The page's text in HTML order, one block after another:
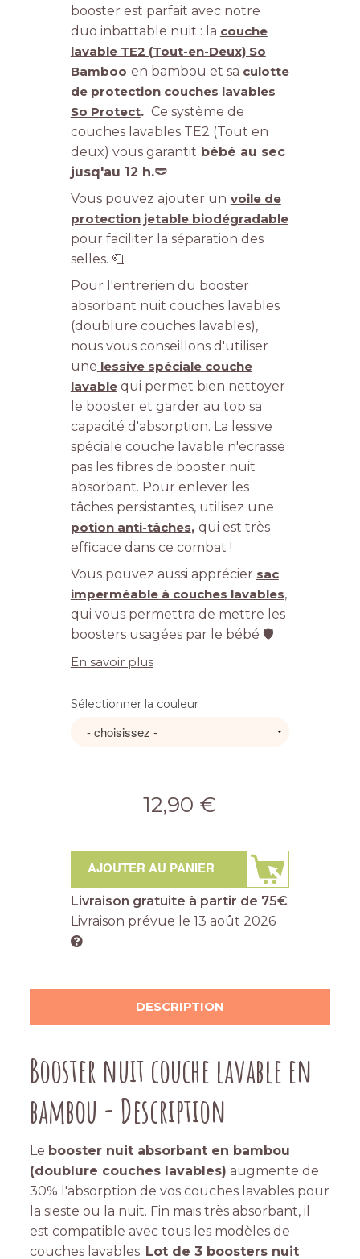
booster est parfait avec notre
duo inbattable nuit : la couche
lavable TE2 (Tout-en-Deux) So
Bamboo en bambou et sa culotte
de protection couches lavables
So Protect. Ce système de
couches lavables TE2 (Tout en
deux) vous garantit bébé au sec
jusq'au 12 h.🩲
Vous pouvez ajouter un voile de
protection jetable biodégradable
pour faciliter la séparation des
selles. 🧻
Pour l'entrerien du booster
absorbant nuit couches lavables
(doublure couches lavables),
nous vous conseillons d'utiliser
une lessive spéciale couche
lavablequi permet bien nettoyer
le booster et garder au top sa
capacité d'absorption. La lessive
spéciale couche lavable n'ecrasse
pas les fibres de booster nuit
absorbant. Pour enlever les
tâches persistantes, utilisez une
potion anti-tâches, qui est très
efficace dans ce combat !
Vous pouvez aussi apprécier sac
imperméable à couches lavables,
qui vous permettra de mettre les
boosters usagées par le bébé 🛡️
En savoir plus
Sélectionner la couleur
12,90 €
AJOUTER AU PANIER
Livraison gratuite à partir de 75€
Livraison prévue le 13 août 2026
DESCRIPTION
Booster nuit couche lavable en
bambou - Description
Le booster nuit absorbant en bambou
(doublure couches lavables) augmente de
30% l'absorption de vos couches lavables pour
la sieste ou la nuit. Fin mais très absorbant, il
est compatible avec tous les modèles de
couches lavables. Lot de 3 boosters nuit